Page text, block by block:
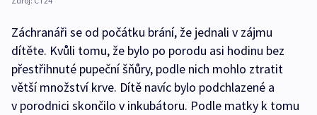
Záchranáři se od počátku brání, že jednali v zájmu
dítěte. Kvůli tomu, že bylo po porodu asi hodinu bez
přestřihnuté pupeční šňůry, podle nich mohlo ztratit
větší množství krve. Dítě navíc bylo podchlazené a
v porodnici skončilo v inkubátoru. Podle matky k tomu